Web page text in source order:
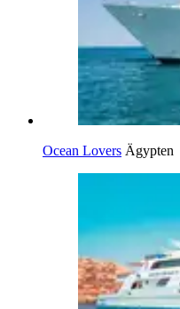
Ocean Lovers Ägypten